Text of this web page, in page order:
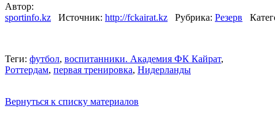
Автор:
sportinfo.kz
Источник: http://fckairat.kz Рубрика: Резерв
Теги: футбол, воспитанники. Академия ФК Кайрат,
Роттердам, первая тренировка, Нидерланды
Вернуться к списку материалов